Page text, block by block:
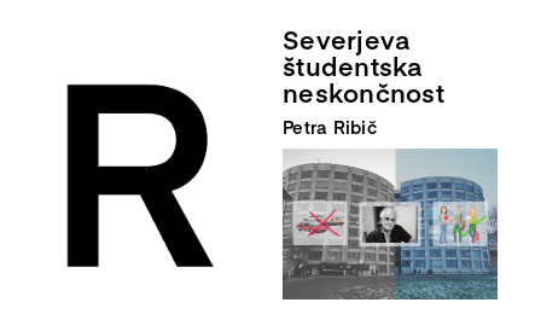
Severjeva
študentska
neskončnost
Petra Ribič